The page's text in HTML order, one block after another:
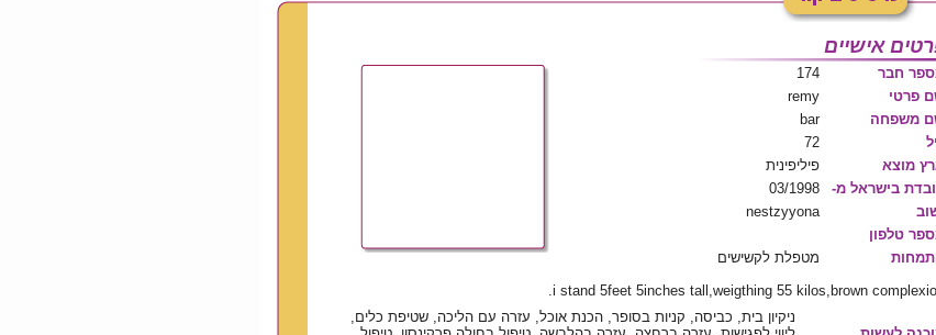
אישיים
חבר
174
פרטי
remy
משפחה
bar
72
מוצא
פיליפינית
בישראל מ-
03/1998
nestzyyona
טלפון
מטפלת לקשישים
i stand 5feet 5inches tall,weigthing 55 kilos,brown
ניקיון בית, כביסה, קניות בסופר, הכנת אוכל, עזרה עם הליכה, שטיפת כלים,